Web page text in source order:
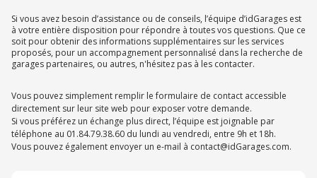
Si vous avez besoin d’assistance ou de conseils, l’équipe d’idGarages est
à votre entière disposition pour répondre à toutes vos questions. Que ce
soit pour obtenir des informations supplémentaires sur les services
proposés, pour un accompagnement personnalisé dans la recherche de
garages partenaires, ou autres, n'hésitez pas à les contacter.
Vous pouvez simplement remplir le formulaire de contact accessible
directement sur leur site web pour exposer votre demande.
Si vous préférez un échange plus direct, l’équipe est joignable par
téléphone au 01.84.79.38.60 du lundi au vendredi, entre 9h et 18h.
Vous pouvez également envoyer un e-mail à contact@idGarages.com.